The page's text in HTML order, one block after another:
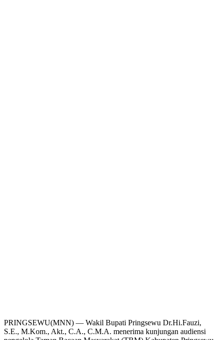
PRINGSEWU(MNN) — Wakil Bupati Pringsewu Dr.Hi.Fauzi,
S.E., M.Kom., Akt., C.A., C.M.A. menerima kunjungan audiensi